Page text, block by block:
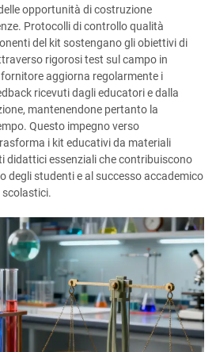
opportunità di costruzione
Protocolli di controllo qualità
del kit sostengano gli obiettivi di
rigorosi test sul campo in
aggiorna regolarmente i
ricevuti dagli educatori e dalla
mantenendone pertanto la
Questo impegno verso
i kit educativi da materiali
didattici essenziali che contribuiscono
degli studenti e al successo accademico
scolastici.